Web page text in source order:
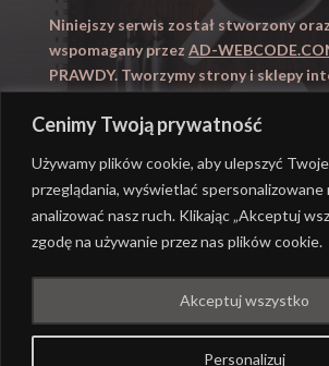
Cenimy Twoją prywatność
Używamy plików cookie, aby ulepszyć
przeglądania, wyświetlać spersonalizowane
analizować nasz ruch. Klikając „Akceptuj
zgodę na używanie przez nas plików cookie.
Personalizuj
Akceptuj wszystko
Niniejszy serwis został stworzony
wspomagany przez AD-
PRAWDY. Tworzymy strony i sklepy
Zapraszamy takze naWYUCZENI.PL
AD-WEBCODE.COM
PRAWDY |POLITYKA PRYWATNOŚCI